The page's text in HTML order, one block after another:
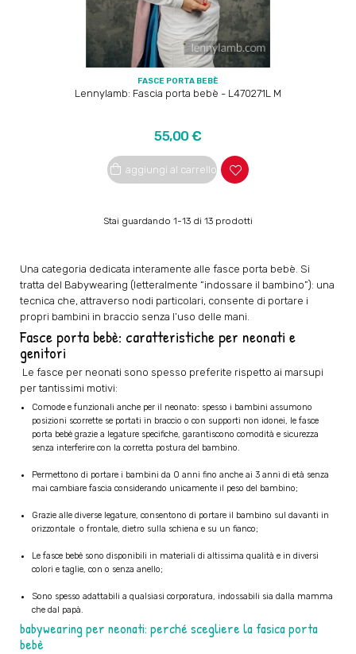
FASCE PORTA BEBÈ
Lennylamb: Fascia porta bebè - L470271L M
Prezzo
55,00 €
aggiungi al carrello
Stai guardando 1-13 di 13 prodotti
Una categoria dedicata interamente alle fasce porta bebè. Si
tratta del Babywearing (letteralmente “indossare il bambino”): una
tecnica che, attraverso nodi particolari, consente di portare i
propri bambini in braccio senza l’uso delle mani.
Fasce porta bebè: caratteristiche per neonati e
genitori
Le fasce per neonati sono spesso preferite rispetto ai marsupi
per tantissimi motivi:
Comode e funzionali anche per il neonato: spesso i bambini assumono
posizioni scorrette se portati in braccio o con supporti non idonei, le fasce
porta bebè grazie a legature specifiche, garantiscono comodità e sicurezza
senza interferire con la corretta postura del bambino.
Permettono di portare i bambini da 0 anni fino anche ai 3 anni di età senza
mai cambiare fascia considerando unicamente il peso del bambino;
Grazie alle diverse legature, consentono di portare il bambino sul davanti in
orizzontale o frontale, dietro sulla schiena e su un fianco;
Le fasce bebè sono disponibili in materiali di altissima qualità e in diversi
colori e taglie, con o senza anello;
Sono spesso adattabili a qualsiasi corporatura, indossabili sia dalla mamma
che dal papà.
babywearing per neonati: perché scegliere la fasica porta
bebè